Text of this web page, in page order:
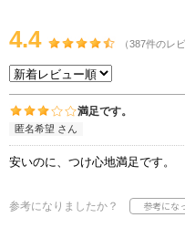
4.4 （387件のレ
満足です。
匿名希望 さん
安いのに、つけ心地満足です。
参考になりましたか？